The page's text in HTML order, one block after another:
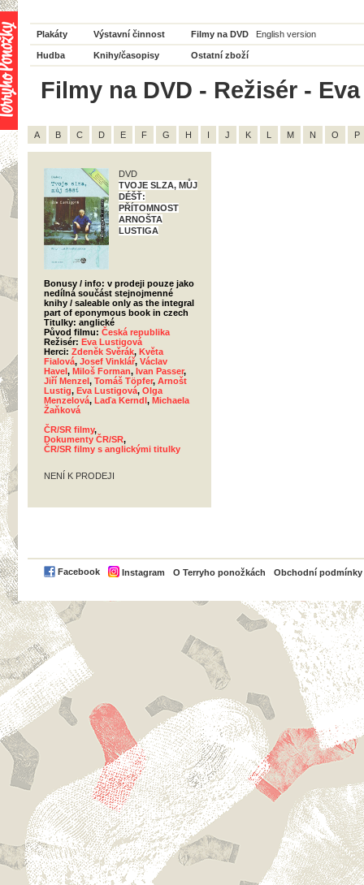
Plakáty Výstavní činnost Filmy na DVD English version
Hudba Knihy/časopisy Ostatní zboží
Filmy na DVD - Režisér -
A B C D E F G H I J K L M N O P
DVD
TVOJE SLZA, MŮJ
DÉŠŤ:
PŘÍTOMNOST
ARNOŠTA
LUSTIGA
Bonusy / info: v prodeji pouze jako
nedílná součást stejnojmenné
knihy / saleable only as the integral
part of eponymous book in czech
Titulky: anglické
Původ filmu: Česká republika
Režisér: Eva Lustigová
Herci: Zdeněk Svěrák, Květa
Fialová, Josef Vinklář, Václav
Havel, Miloš Forman, Ivan Passer,
Jiří Menzel, Tomáš Töpfer, Arnošt
Lustig, Eva Lustigová, Olga
Menzelová, Laďa Kerndl, Michaela
Žaňková
ČR/SR filmy,
Dokumenty ČR/SR,
ČR/SR filmy s anglickými titulky
NENÍ K PRODEJI
Facebook Instagram O Terryho ponožkách Obchodní podmínky
PayPal